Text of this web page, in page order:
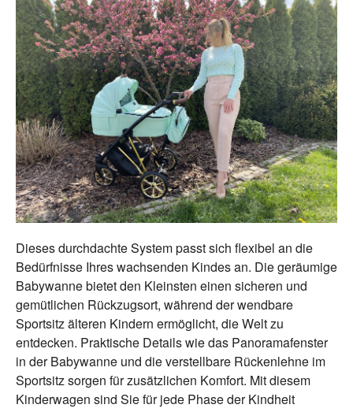
Dieses durchdachte System passt sich flexibel an die
Bedürfnisse Ihres wachsenden Kindes an. Die geräumige
Babywanne bietet den Kleinsten einen sicheren und
gemütlichen Rückzugsort, während der wendbare
Sportsitz älteren Kindern ermöglicht, die Welt zu
entdecken. Praktische Details wie das Panoramafenster
in der Babywanne und die verstellbare Rückenlehne im
Sportsitz sorgen für zusätzlichen Komfort. Mit diesem
Kinderwagen sind Sie für jede Phase der Kindheit